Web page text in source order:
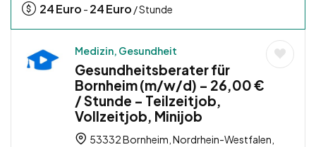
24Euro - 24Euro / Stunde
Medizin, Gesundheit
Gesundheitsberater für
Bornheim (m/w/d) – 26,00 €
/ Stunde – Teilzeitjob,
Vollzeitjob, Minijob
53332 Bornheim, Nordrhein-Westfalen,